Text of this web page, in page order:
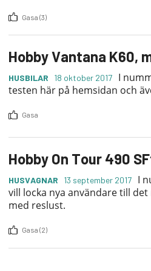
Gasa (3)
Hobby Vantana K60,
HUSBILAR 18 oktober 2017
I
testen här på hemsidan och
Gasa
Hobby On Tour 490
HUSVAGNAR 13 september 2017
I
vill locka nya användare till
med reslust.
Gasa (2)